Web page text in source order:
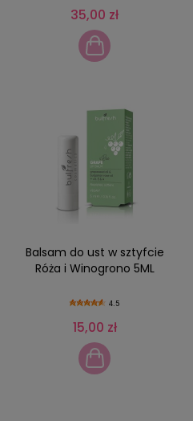
35,00 zł
Balsam do ust w sztyfcie
Róża i Winogrono 5ML
4.5
15,00 zł